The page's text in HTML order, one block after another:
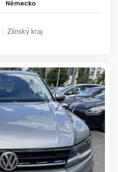
Německo
Zlínský kraj